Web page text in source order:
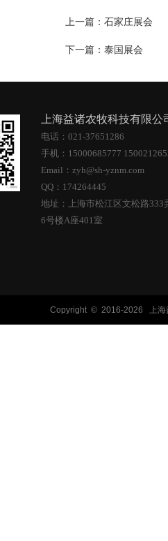
上一篇： 石家庄展会
下一篇： 泰国展会
上海益诸农牧科技有限
电话：021-37651286
手机：15000685777
Email：zyh@sh-yznm.com
QQ：174264445
地址：上海市松江区文松路333
6号楼A座401室
Copyright © 2016-2026 上海